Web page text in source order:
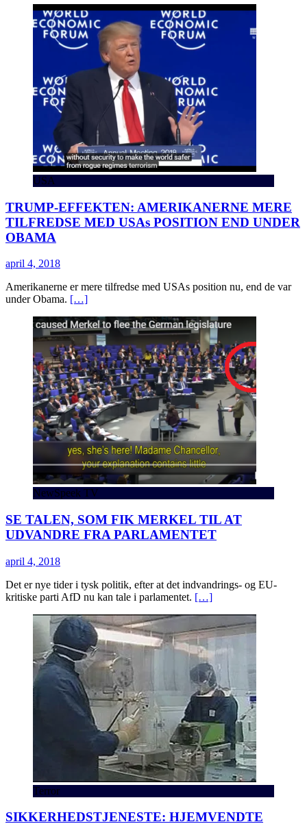
USA
TRUMP-EFFEKTEN: AMERIKANERNE MERE
TILFREDSE MED USAs POSITION END UNDER
OBAMA
april 4, 2018
Amerikanerne er mere tilfredse med USAs position nu, end de var
under Obama. […]
NewSpeek TV
SE TALEN, SOM FIK MERKEL TIL AT
UDVANDRE FRA PARLAMENTET
april 4, 2018
Det er nye tider i tysk politik, efter at det indvandrings- og EU-
kritiske parti AfD nu kan tale i parlamentet. […]
Terror
SIKKERHEDSTJENESTE: HJEMVENDTE